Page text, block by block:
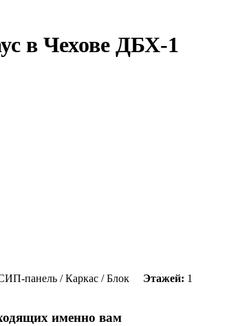
в Чехове ДБХ-1
панель / Каркас / Блок Этажей: 1
именно вам